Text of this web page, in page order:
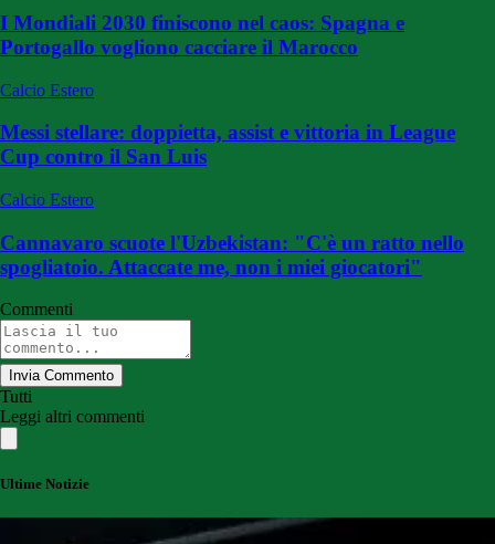
I Mondiali 2030 finiscono nel caos: Spagna e
Portogallo vogliono cacciare il Marocco
Calcio Estero
Messi stellare: doppietta, assist e vittoria in League
Cup contro il San Luis
Calcio Estero
Cannavaro scuote l'Uzbekistan: "C'è un ratto nello
spogliatoio. Attaccate me, non i miei giocatori"
Commenti
Invia Commento
Tutti
Leggi altri commenti
Ultime Notizie